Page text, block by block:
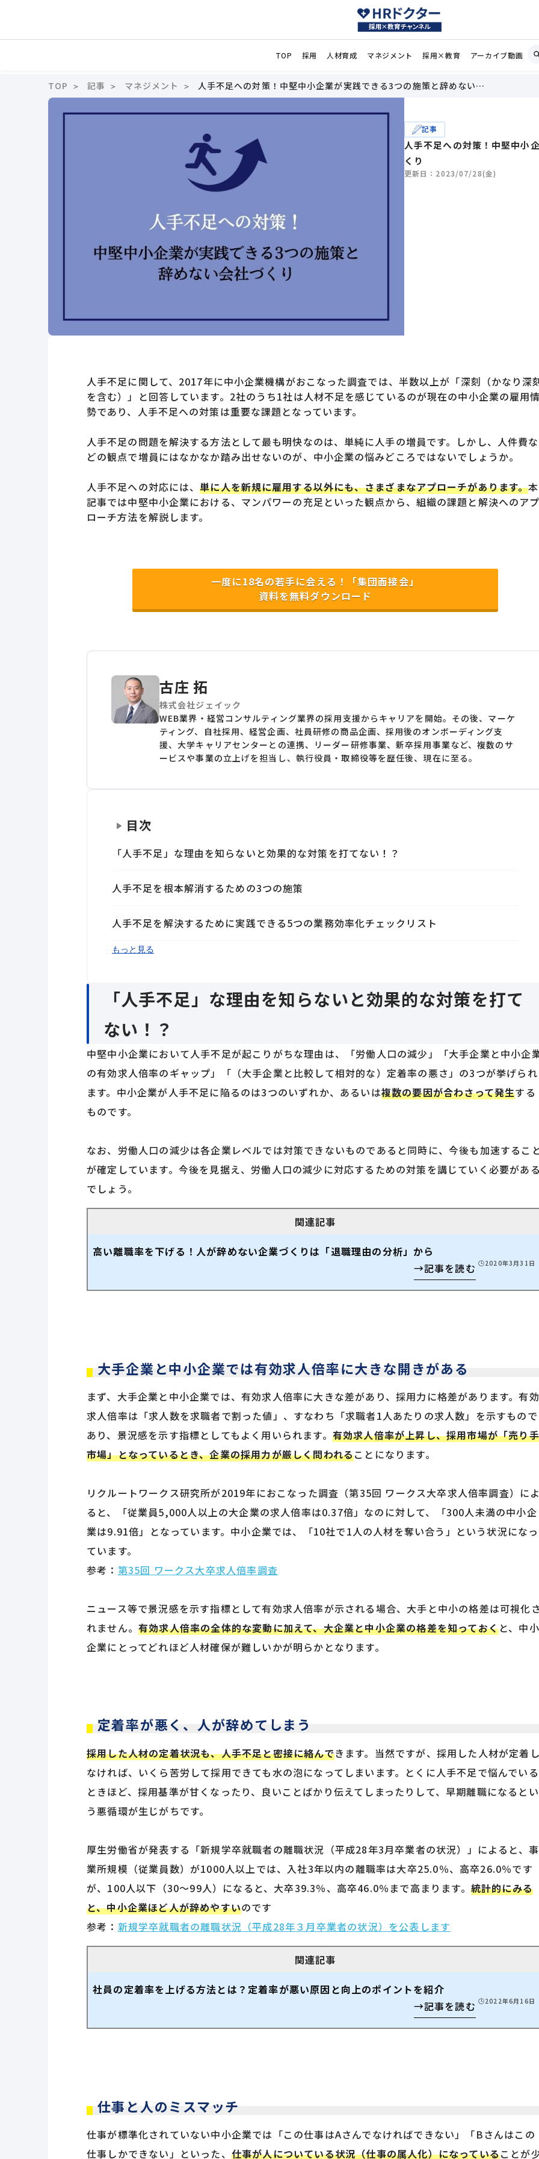
TOP 採用 人材育成 マネジメント 採用×教育 アーカイブ動画
TOP 記事 マネジメント 人手不足への対策！中堅中小企業が実践できる3つの施策と辞めない…
記事
人手不足への対策！中堅中小
くり
更新日：2023/07/28(金)
人手不足に関して、2017年に中小企業機構がおこなった調査では、半数以上が「深刻（かなり深
を含む）」と回答しています。2社のうち1社は人材不足を感じているのが現在の中小企業の雇用
勢であり、人手不足への対策は重要な課題となっています。
人手不足の問題を解決する方法として最も明快なのは、単純に人手の増員です。しかし、人件費な
どの観点で増員にはなかなか踏み出せないのが、中小企業の悩みどころではないでしょうか。
人手不足への対応には、単に人を新規に雇用する以外にも、さまざまなアプローチがあります。本
記事では中堅中小企業における、マンパワーの充足といった観点から、組織の課題と解決へのア
ローチ方法を解説します。
一度に18名の若手に会える！「集団面接会」
資料を無料ダウンロード
古庄 拓
株式会社ジェイック
WEB業界・経営コンサルティング業界の採用支援からキャリアを開始。その後、マーケ
ティング、自社採用、経営企画、社員研修の商品企画、採用後のオンボーディング支
援、大学キャリアセンターとの連携、リーダー研修事業、新卒採用事業など、複数のサ
ービスや事業の立上げを担当し、執行役員・取締役等を歴任後、現在に至る。
目次
「人手不足」な理由を知らないと効果的な対策を打てない！？
人手不足を根本解消するための3つの施策
人手不足を解決するために実践できる5つの業務効率化チェックリスト
まとめ
もっと見る
「人手不足」な理由を知らないと効果的な対策を打て
ない！？
中堅中小企業において人手不足が起こりがちな理由は、「労働人口の減少」「大手企業と中小企
の有効求人倍率のギャップ」「（大手企業と比較して相対的な）定着率の悪さ」の3つが挙げられ
ます。中小企業が人手不足に陥るのは3つのいずれか、あるいは複数の要因が合わさって発生する
ものです。
なお、労働人口の減少は各企業レベルでは対策できないものであると同時に、今後も加速するこ
が確定しています。今後を見据え、労働人口の減少に対応するための対策を講じていく必要があ
でしょう。
高い離職率を下げる！人が辞めない企業づくりは「退職理由の分析」から
🕒️2020年3月31日
大手企業と中小企業では有効求人倍率に大きな開きがある
まず、大手企業と中小企業では、有効求人倍率に大きな差があり、採用力に格差があります。有効
求人倍率は「求人数を求職者で割った値」、すなわち「求職者1人あたりの求人数」を示すもので
あり、景況感を示す指標としてもよく用いられます。 有効求人倍率が上昇し、採用市場が「売り手
市場」となっているとき、企業の採用力が厳しく問われることになります。
リクルートワークス研究所が2019年におこなった調査（第35回 ワークス大卒求人倍率調査）に
ると、「従業員5,000人以上の大企業の求人倍率は0.37倍」なのに対して、「300人未満の中小企
業は9.91倍」となっています。中小企業では、「10社で1人の人材を奪い合う」という状況になっ
ています。
参考： 第35回 ワークス大卒求人倍率調査
ニュース等で景況感を示す指標として有効求人倍率が示される場合、大手と中小の格差は可視化
れません。 有効求人倍率の全体的な変動に加えて、大企業と中小企業の格差を知っておくと、中小
企業にとってどれほど人材確保が難しいかが明らかとなります。
定着率が悪く、人が辞めてしまう
採用した人材の定着状況も、人手不足と密接に絡んできます。当然ですが、採用した人材が定着
なければ、いくら苦労して採用できても水の泡になってしまいます。とくに人手不足で悩んでいる
ときほど、採用基準が甘くなったり、良いことばかり伝えてしまったりして、早期離職になるとい
う悪循環が生じがちです。
厚生労働省が発表する「新規学卒就職者の離職状況（平成28年3月卒業者の状況）」によると、事
業所規模（従業員数）が1000人以上では、入社3年以内の離職率は大卒25.0％、高卒26.0％です
が、100人以下（30～99人）になると、大卒39.3％、高卒46.0％まで高まります。 統計的にみる
と、中小企業ほど人が辞めやすいのです
参考： 新規学卒就職者の離職状況（平成28年３月卒業者の状況）を公表します
社員の定着率を上げる方法とは？定着率が悪い原因と向上のポイントを紹介
🕒️2022年6月16日
仕事と人のミスマッチ
仕事が標準化されていない中小企業では「この仕事はAさんでなければできない」「Bさんはこの
仕事しかできない」といった、 仕事が人についている状況（仕事の属人化）になっていることが